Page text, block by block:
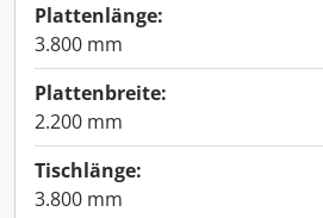
Plattenlänge:
3.800 mm
Plattenbreite:
2.200 mm
Tischlänge:
3.800 mm